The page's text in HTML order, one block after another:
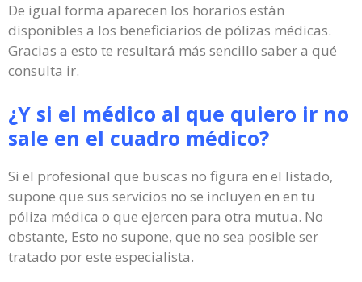
De igual forma aparecen los horarios están
disponibles a los beneficiarios de pólizas médicas.
Gracias a esto te resultará más sencillo saber a qué
consulta ir.
¿Y si el médico al que quiero ir no
sale en el cuadro médico?
Si el profesional que buscas no figura en el listado,
supone que sus servicios no se incluyen en en tu
póliza médica o que ejercen para otra mutua. No
obstante, Esto no supone, que no sea posible ser
tratado por este especialista.